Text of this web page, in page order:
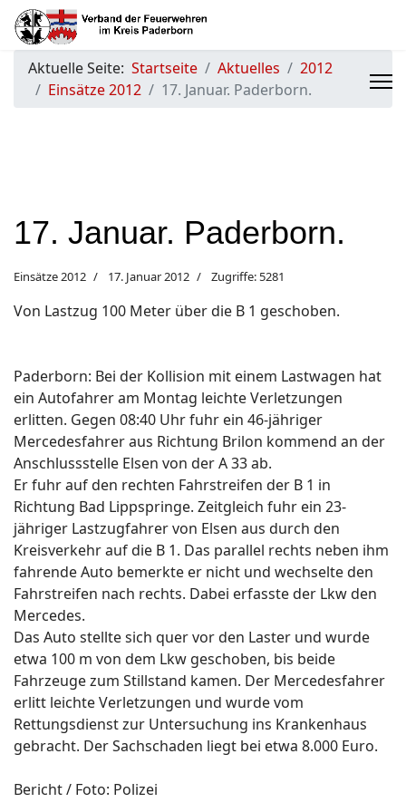
Aktuelle Seite: Startseite Aktuelles
2012
Einsätze 2012
17. Januar. Paderborn.
17. Januar. Paderborn.
Einsätze 2012 17. Januar 2012 Zugriffe: 5281
Von Lastzug 100 Meter über die B 1 geschoben.
Paderborn: Bei der Kollision mit einem Lastwagen hat
ein Autofahrer am Montag leichte Verletzungen
erlitten. Gegen 08:40 Uhr fuhr ein 46-jähriger
Mercedesfahrer aus Richtung Brilon kommend an der
Anschlussstelle Elsen von der A 33 ab.
Er fuhr auf den rechten Fahrstreifen der B 1 in
Richtung Bad Lippspringe. Zeitgleich fuhr ein 23-
jähriger Lastzugfahrer von Elsen aus durch den
Kreisverkehr auf die B 1. Das parallel rechts neben ihm
fahrende Auto bemerkte er nicht und wechselte den
Fahrstreifen nach rechts. Dabei erfasste der Lkw den
Mercedes.
Das Auto stellte sich quer vor den Laster und wurde
etwa 100 m von dem Lkw geschoben, bis beide
Fahrzeuge zum Stillstand kamen. Der Mercedesfahrer
erlitt leichte Verletzungen und wurde vom
Rettungsdienst zur Untersuchung ins Krankenhaus
gebracht. Der Sachschaden liegt bei etwa 8.000 Euro.
Bericht / Foto: Polizei